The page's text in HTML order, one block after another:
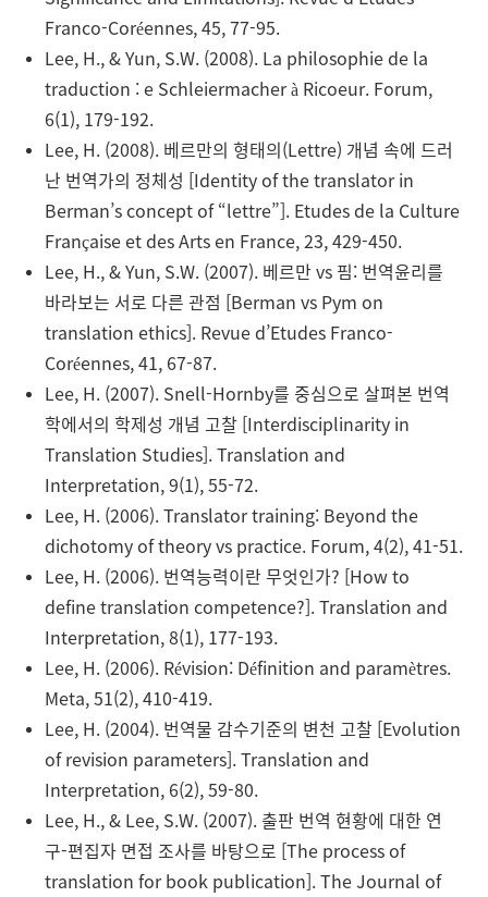
Franco-Coréennes, 45, 77-95.
Lee, H., & Yun, S.W. (2008). La philosophie de la
traduction : e Schleiermacher à Ricoeur. Forum,
6(1), 179-192.
Lee, H. (2008). 베르만의 형태의(Lettre) 개념 속에 드러
난 번역가의 정체성 [Identity of the translator in
Berman’s concept of “lettre”]. Etudes de la Culture
Française et des Arts en France, 23, 429-450.
Lee, H., & Yun, S.W. (2007). 베르만 vs 핌: 번역윤리를
바라보는 서로 다른 관점 [Berman vs Pym on
translation ethics]. Revue d’Etudes Franco-
Coréennes, 41, 67-87.
Lee, H. (2007). Snell-Hornby를 중심으로 살펴본 번역
학에서의 학제성 개념 고찰 [Interdisciplinarity in
Translation Studies]. Translation and
Interpretation, 9(1), 55-72.
Lee, H. (2006). Translator training: Beyond the
dichotomy of theory vs practice. Forum, 4(2), 41-51.
Lee, H. (2006). 번역능력이란 무엇인가? [How to
define translation competence?]. Translation and
Interpretation, 8(1), 177-193.
Lee, H. (2006). Révision: Définition and paramètres.
Meta, 51(2), 410-419.
Lee, H. (2004). 번역물 감수기준의 변천 고찰 [Evolution
of revision parameters]. Translation and
Interpretation, 6(2), 59-80.
Lee, H., & Lee, S.W. (2007). 출판 번역 현황에 대한 연
구-편집자 면접 조사를 바탕으로 [The process of
translation for book publication]. The Journal of